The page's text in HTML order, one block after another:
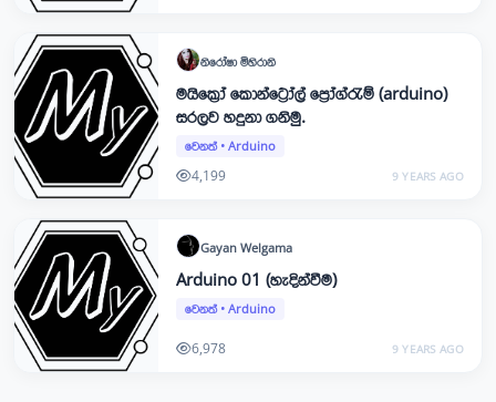
නිරෝෂා මිහිරානි
මයික්‍රෝ කොන්ට්‍රෝල් ප්‍රෝග්රැම් (arduino)
සරලව හදුනා ගනිමු.
වෙනත්• Arduino
4,199 9 YEARS AGO
Gayan Welgama
Arduino 01 (හැදින්වීම)
වෙනත්• Arduino
6,978 9 YEARS AGO